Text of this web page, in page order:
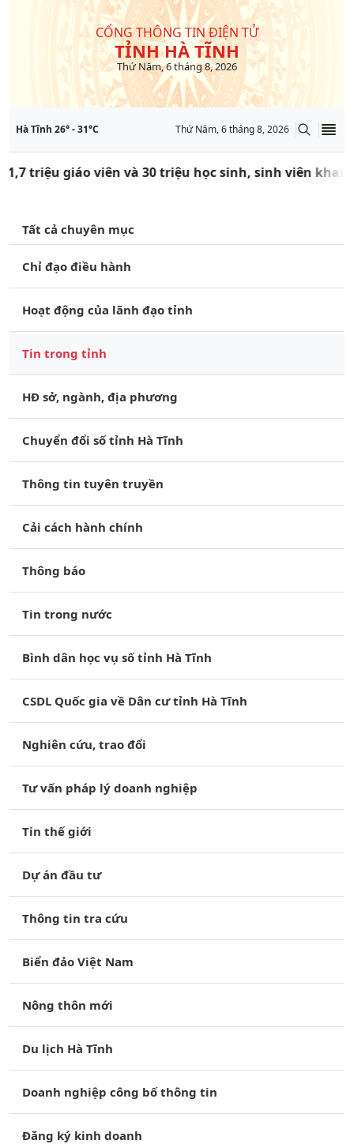
CỔNG THÔNG TIN ĐIỆN TỬ
TỈNH HÀ TĨNH
Thứ Năm, 6 tháng 8, 2026
Hà Tĩnh 26° -31°C Thứ Năm, 6 tháng 8, 2026
1,7 triệu giáo viên và 30 triệu học sinh, sinh viên khai
Tất cả chuyên mục
Chỉ đạo điều hành
Hoạt động của lãnh đạo tỉnh
Tin trong tỉnh
HĐ sở, ngành, địa phương
Chuyển đổi số tỉnh Hà Tĩnh
Thông tin tuyên truyền
Cải cách hành chính
Thông báo
Tin trong nước
Bình dân học vụ số tỉnh Hà Tĩnh
CSDL Quốc gia về Dân cư tỉnh Hà Tĩnh
Nghiên cứu, trao đổi
Tư vấn pháp lý doanh nghiệp
Tin thế giới
Dự án đầu tư
Thông tin tra cứu
Biển đảo Việt Nam
Nông thôn mới
Du lịch Hà Tĩnh
Doanh nghiệp công bố thông tin
Đăng ký kinh doanh